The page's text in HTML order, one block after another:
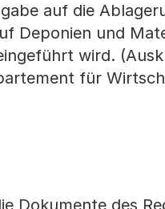
auf die
Deponien und
wird.
für
Dokumente des